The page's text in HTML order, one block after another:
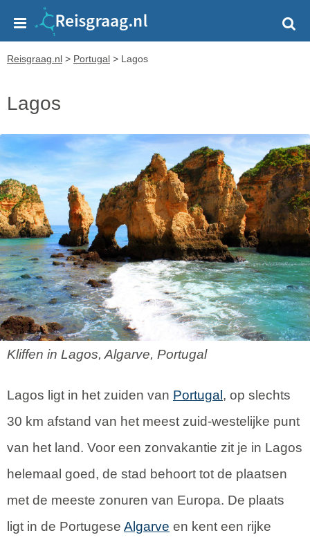
Reisgraag.nl > Portugal > Lagos
Lagos
Kliffen in Lagos, Algarve, Portugal
Lagos ligt in het zuiden van Portugal, op slechts
30 km afstand van het meest zuid-westelijke punt
van het land. Voor een zonvakantie zit je in Lagos
helemaal goed, de stad behoort tot de plaatsen
met de meeste zonuren van Europa. De plaats
ligt in de Portugese Algarve en kent een rijke